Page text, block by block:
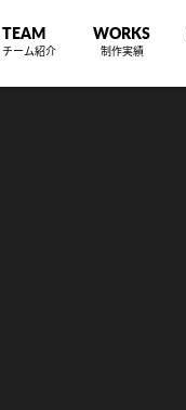
TEAM
チーム紹介
WORKS
制作実績